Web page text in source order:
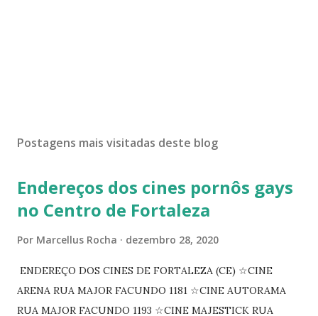
Postagens mais visitadas deste blog
Endereços dos cines pornôs gays
no Centro de Fortaleza
Por Marcellus Rocha dezembro 28, 2020
ENDEREÇO DOS CINES DE FORTALEZA (CE) ☆CINE
ARENA RUA MAJOR FACUNDO 1181 ☆CINE AUTORAMA
RUA MAJOR FACUNDO 1193 ☆CINE MAJESTICK RUA